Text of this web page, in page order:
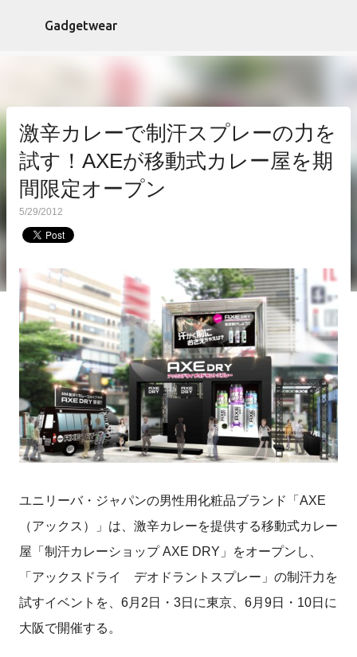
スキップしてメイン コンテンツに移動
Gadgetwear
激辛カレーで制汗スプレーの力を
試す！AXEが移動式カレー屋を期
間限定オープン
5/29/2012
ユニリーバ・ジャパンの男性用化粧品ブランド「AXE
（アックス）」は、激辛カレーを提供する移動式カレー
屋「制汗カレーショップ AXE DRY」をオープンし、
「アックスドライ デオドラントスプレー」の制汗力を
試すイベントを、6月2日・3日に東京、6月9日・10日に
大阪で開催する。